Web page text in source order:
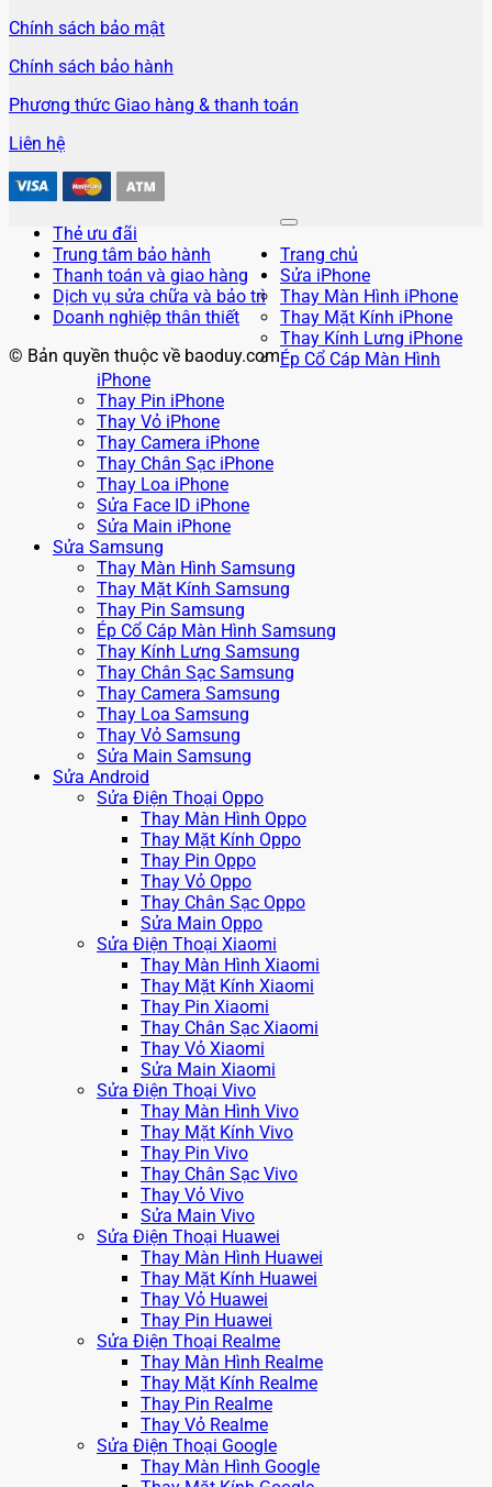
Chính sách bảo mật
Chính sách bảo hành
Phương thức Giao hàng & thanh toán
Liên hệ
Thẻ ưu đãi
Trung tâm bảo hành
Thanh toán và giao hàng
Dịch vụ sửa chữa và bảo trì
Doanh nghiệp thân thiết
© Bản quyền thuộc về baoduy.com
Trang chủ
Sửa iPhone
Thay Màn Hình iPhone
Thay Mặt Kính iPhone
Thay Kính Lưng iPhone
Ép Cổ Cáp Màn Hình
iPhone
Thay Pin iPhone
Thay Vỏ iPhone
Thay Camera iPhone
Thay Chân Sạc iPhone
Thay Loa iPhone
Sửa Face ID iPhone
Sửa Main iPhone
Sửa Samsung
Thay Màn Hình Samsung
Thay Mặt Kính Samsung
Thay Pin Samsung
Ép Cổ Cáp Màn Hình Samsung
Thay Kính Lưng Samsung
Thay Chân Sạc Samsung
Thay Camera Samsung
Thay Loa Samsung
Thay Vỏ Samsung
Sửa Main Samsung
Sửa Android
Sửa Điện Thoại Oppo
Thay Màn Hình Oppo
Thay Mặt Kính Oppo
Thay Pin Oppo
Thay Vỏ Oppo
Thay Chân Sạc Oppo
Sửa Main Oppo
Sửa Điện Thoại Xiaomi
Thay Màn Hình Xiaomi
Thay Mặt Kính Xiaomi
Thay Pin Xiaomi
Thay Chân Sạc Xiaomi
Thay Vỏ Xiaomi
Sửa Main Xiaomi
Sửa Điện Thoại Vivo
Thay Màn Hình Vivo
Thay Mặt Kính Vivo
Thay Pin Vivo
Thay Chân Sạc Vivo
Thay Vỏ Vivo
Sửa Main Vivo
Sửa Điện Thoại Huawei
Thay Màn Hình Huawei
Thay Mặt Kính Huawei
Thay Vỏ Huawei
Thay Pin Huawei
Sửa Điện Thoại Realme
Thay Màn Hình Realme
Thay Mặt Kính Realme
Thay Pin Realme
Thay Vỏ Realme
Sửa Điện Thoại Google
Thay Màn Hình Google